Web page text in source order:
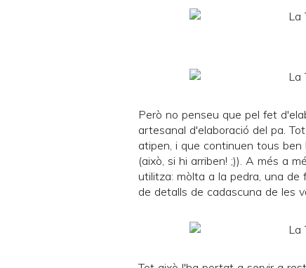
Però no penseu que pel fet
artesanal d'elaboració del pa.
atipen, i que continuen tous
(això, si hi arriben! ;)). A més a
utilitza: mòlta a la pedra, una de
de detalls de cadascuna de les